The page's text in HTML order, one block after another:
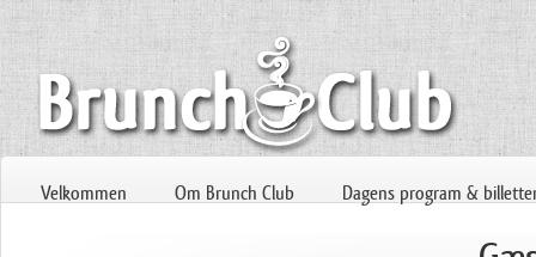
Velkommen Om Brunch Club Dagens program &